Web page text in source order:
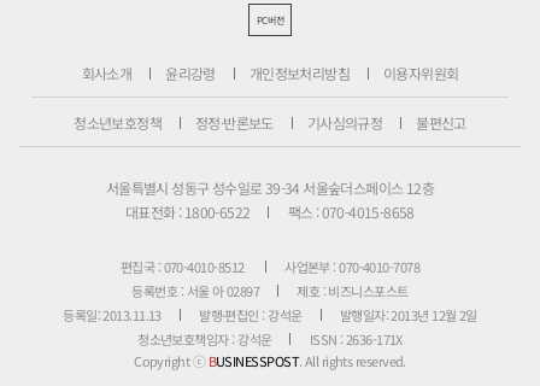
PC버전
회사소개 윤리강령 개인정보처리방침 이용자위원회
청소년보호정책 정정·반론보도 기사심의규정 불편신고
서울특별시 성동구 성수일로 39-34 서울숲더스페이스 12층
대표전화 : 1800-6522
팩스 : 070-4015-8658
편집국 : 070-4010-8512
사업본부 : 070-4010-7078
등록번호 : 서울 아 02897
제호 : 비즈니스포스트
등록일: 2013.11.13
발행·편집인 : 강석운
발행일자: 2013년 12월 2일
청소년보호책임자 : 강석운
ISSN : 2636-171X
Copyright ⓒBUSINESSPOST. All rights reserved.